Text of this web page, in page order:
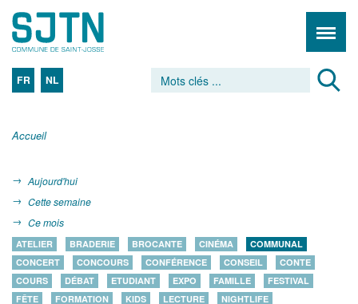
FR NL
Accueil
Aujourd'hui
Cette semaine
Ce mois
ATELIER BRADERIE BROCANTE CINÉMA
COMMUNAL
CONCERT
CONCOURS CONFÉRENCE CONSEIL
CONTE
COURS
DÉBAT ETUDIANT EXPO FAMILLE
FESTIVAL
FÊTE
FORMATION KIDS LECTURE
NIGHTLIFE